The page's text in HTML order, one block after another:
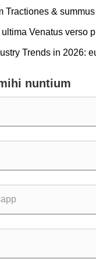
Coste LHD
Tractiones &
Purgamentum
Venatus verso
Trends in 2026:
nuntium